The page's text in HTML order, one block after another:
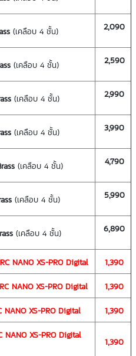
(เคลือบ 4 ชั้น) 2,090
(เคลือบ 4 ชั้น) 2,590
(เคลือบ 4 ชั้น) 2,990
(เคลือบ 4 ชั้น) 3,990
(เคลือบ 4 ชั้น) 4,790
(เคลือบ 4 ชั้น) 5,990
(เคลือบ 4 ชั้น) 6,890
NANO XS-PRO Digital
1,390
NANO XS-PRO Digital
1,390
NANO XS-PRO Digital
1,390
NANO XS-PRO Digital
1,390